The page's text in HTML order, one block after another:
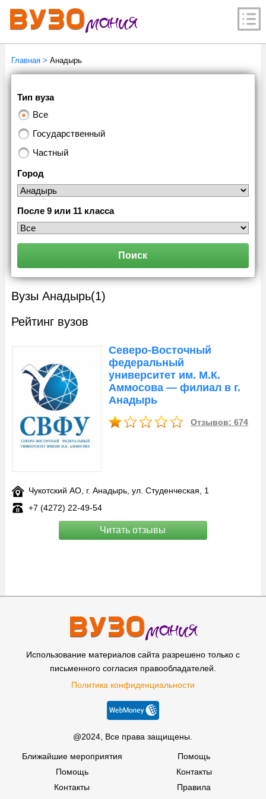
Главная> Анадырь
Тип вуза
Все
Государственный
Частный
Город
После 9 или 11 класса
Поиск
Вузы Анадырь(1)
Рейтинг вузов
Северо-Восточный
федеральный
университет им. М.К.
Аммосова — филиал в г.
Анадырь
Отзывов: 674
Чукотский AO, г. Анадырь, ул. Студенческая, 1
+7 (4272) 22-49-54
Читать отзывы
Использование материалов сайта разрешено только с
письменного согласия правообладателей.
Политика конфиденциальности
@2024, Все права защищены.
Ближайшие мероприятия
Помощь
Контакты
Помощь
Контакты
Правила